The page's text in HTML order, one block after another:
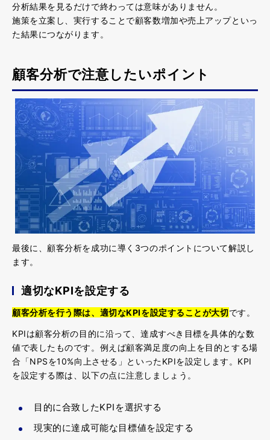
分析結果を見るだけで終わっては意味がありません。
施策を立案し、実行することで顧客数増加や売上アップといっ
た結果につながります。
顧客分析で注意したいポイント
最後に、顧客分析を成功に導く3つのポイントについて解説し
ます。
適切なKPIを設定する
顧客分析を行う際は、適切なKPIを設定することが大切です。
KPIは顧客分析の目的に沿って、達成すべき目標を具体的な数
値で表したものです。例えば顧客満足度の向上を目的とする場
合「NPSを10%向上させる」といったKPIを設定します。KPI
を設定する際は、以下の点に注意しましょう。
目的に合致したKPIを選択する
現実的に達成可能な目標値を設定する